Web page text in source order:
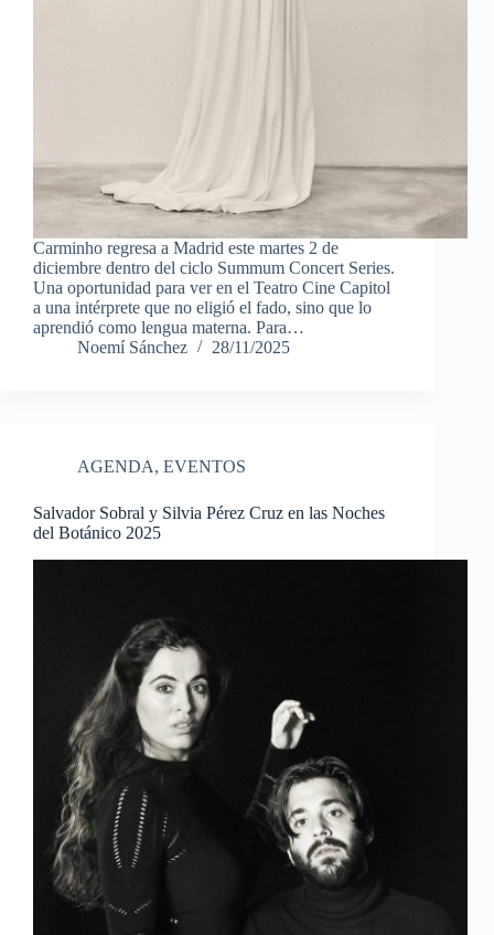
Carminho regresa a Madrid este martes 2 de
diciembre dentro del ciclo Summum Concert Series.
Una oportunidad para ver en el Teatro Cine Capitol
a una intérprete que no eligió el fado, sino que lo
aprendió como lengua materna. Para…
Noemí Sánchez
28/11/2025
AGENDA, EVENTOS
Salvador Sobral y Silvia Pérez Cruz en las Noches
del Botánico 2025